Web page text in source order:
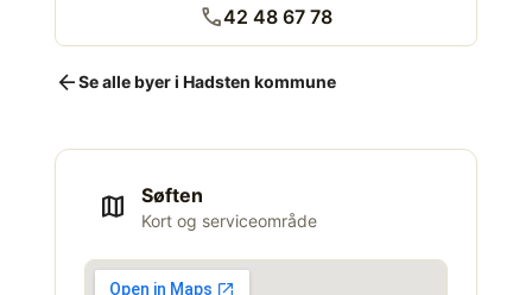
call42 48 67 78
arrow_backSe alle byer i Hadsten kommune
map Søften
Kort og serviceområde